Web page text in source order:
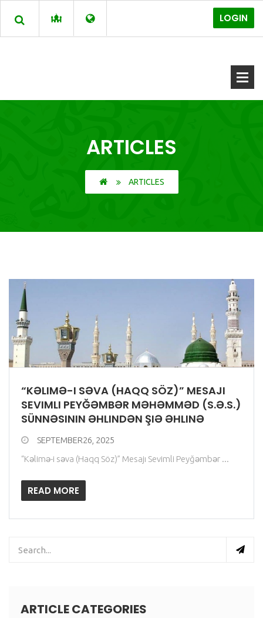
LOGIN
ARTICLES
ARTICLES
“KƏLIMƏ-I SƏVA (HAQQ SÖZ)” MESAJI
SEVIMLI PEYĞƏMBƏR MƏHƏMMƏD (S.Ə.S.)
SÜNNƏSININ ƏHLINDƏN ŞIƏ ƏHLINƏ
SEPTEMBER26, 2025
“Kəlimə-i səva (Haqq Söz)” Mesajı Sevimli Peyğəmbər ...
READ MORE
ARTICLE CATEGORIES